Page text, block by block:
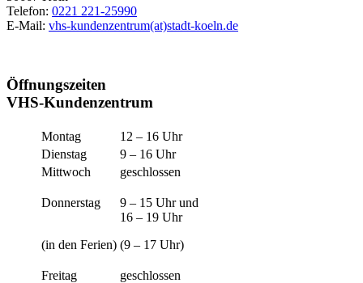
Telefon: 0221 221-25990
E-Mail: vhs-kundenzentrum(at)stadt-koeln.de
Öffnungszeiten
VHS-Kundenzentrum
Montag
12 – 16 Uhr
Dienstag
9 – 16 Uhr
Mittwoch
geschlossen
Donnerstag
(in den Ferien)
9 – 15 Uhr und
16 – 19 Uhr
(9 – 17 Uhr)
Freitag geschlossen